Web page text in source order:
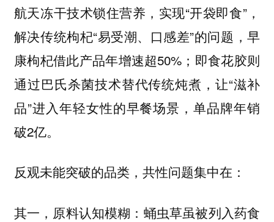
航天冻干技术锁住营养，实现“开袋即食”，
解决传统枸杞“易受潮、口感差”的问题，早
康枸杞借此产品年增速超50%；即食花胶则
通过巴氏杀菌技术替代传统炖煮，让“滋补
品”进入年轻女性的早餐场景，单品牌年销
破2亿。
反观未能突破的品类，共性问题集中在：
其一，原料认知模糊：蛹虫草虽被列入药食